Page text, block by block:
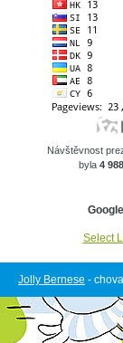
Návštěvnost
byla 4 988
Select
Jolly Bernese -